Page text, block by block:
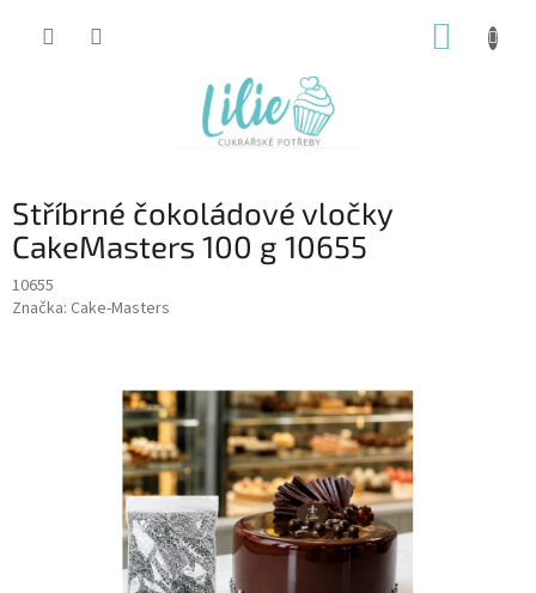
Stříbrné čokoládové vločky
CakeMasters 100 g 10655
10655
Značka: Cake-Masters